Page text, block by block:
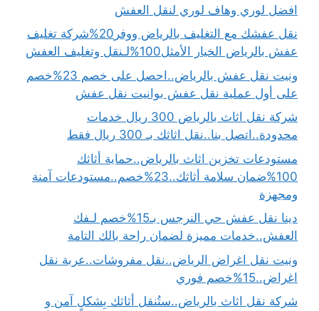
افضل لوري وهاف لوري لنقل العفش
نقل عفشك مع التغليف بالرياض ووفر20%شركة تغليف
عفش بالرياض الخيار الأمثل100%لـنقل وتغليف العفش
ونيت نقل عفش بالرياض..احصل على خصم 23%خصم
على أول عملية نقل عفش بوانيت نقل عفش
شركة نقل اثاث بالرياض 300 ريال خدمات
محدودة..اتصل بنا..نقل اثاثك بـ 300 ريال فقط
مستودعات تخزين اثاث بالرياض..حماية أثاثك
100%ضمان سلامة أثاثك..23%خصم..مستودعات آمنة
ومجهزة
دينا نقل عفش حي النرجس بـ15%خصم لـفك
العفش..خدمات مميزة لضمان راحة بالك التامة
ونيت نقل اغراض الرياض..نقل مفروشات..عربة نقل
اغراض..15%خصم فوري
شركة نقل اثاث بالرياض..ستُنقل أثاثك بِشكلٍ آمن و